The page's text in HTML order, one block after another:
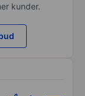
kunder.